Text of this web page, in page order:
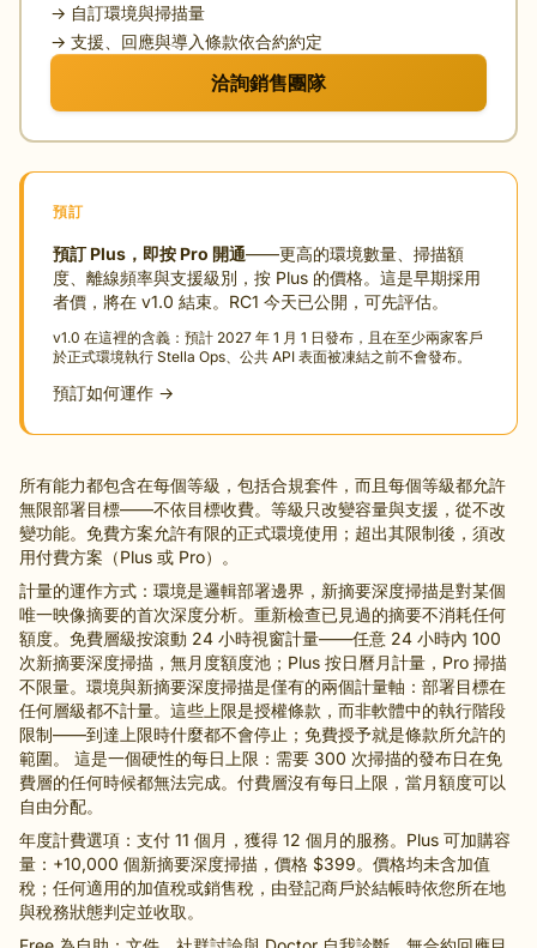
→ 自訂環境與掃描量
→ 支援、回應與導入條款依合約約定
洽詢銷售團隊
預訂
預訂 Plus，即按 Pro 開通——更高的環境數量、掃描額
度、離線頻率與支援級別，按 Plus 的價格。這是早期採用
者價，將在 v1.0 結束。RC1 今天已公開，可先評估。
v1.0 在這裡的含義：預計 2027 年 1 月 1 日發布，且在至少兩家客戶
於正式環境執行 Stella Ops、公共 API 表面被凍結之前不會發布。
預訂如何運作 →
所有能力都包含在每個等級，包括合規套件，而且每個等級都允許
無限部署目標——不依目標收費。等級只改變容量與支援，從不改
變功能。免費方案允許有限的正式環境使用；超出其限制後，須改
用付費方案（Plus 或 Pro）。
計量的運作方式：環境是邏輯部署邊界，新摘要深度掃描是對某個
唯一映像摘要的首次深度分析。重新檢查已見過的摘要不消耗任何
額度。免費層級按滾動 24 小時視窗計量——任意 24 小時內 100
次新摘要深度掃描，無月度額度池；Plus 按日曆月計量，Pro 掃描
不限量。環境與新摘要深度掃描是僅有的兩個計量軸：部署目標在
任何層級都不計量。這些上限是授權條款，而非軟體中的執行階段
限制——到達上限時什麼都不會停止；免費授予就是條款所允許的
範圍。 這是一個硬性的每日上限：需要 300 次掃描的發布日在免
費層的任何時候都無法完成。付費層沒有每日上限，當月額度可以
自由分配。
年度計費選項：支付 11 個月，獲得 12 個月的服務。Plus 可加購容
量：+10,000 個新摘要深度掃描，價格 $399。價格均未含加值
稅；任何適用的加值稅或銷售稅，由登記商戶於結帳時依您所在地
與稅務狀態判定並收取。